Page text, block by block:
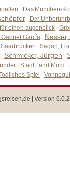
Das München-
Der
einen augenblick
Gabriel García
Saarbrücken
Sagan,
Schmicker, Jürgen
Stadt Land Mord
Spiel
| Version